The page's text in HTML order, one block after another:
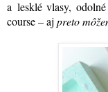
a lesklé vlasy,
course – aj preto